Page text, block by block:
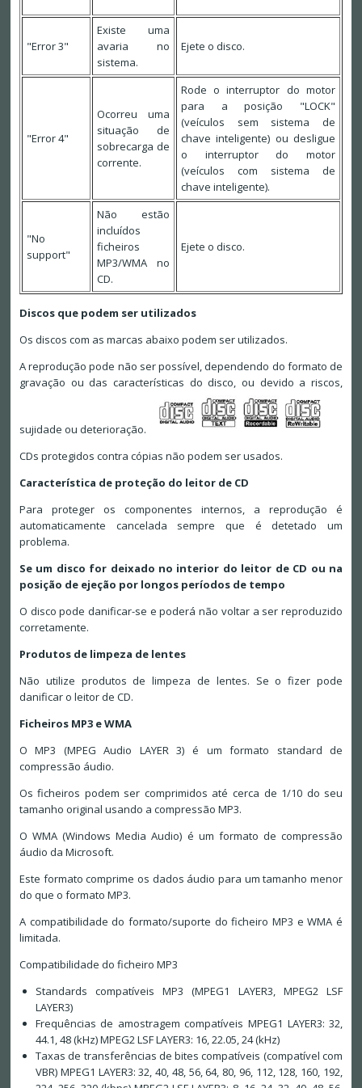
"Error 3"
Existe uma
avaria no
sistema.
Ejete o disco.
"Error 4"
Ocorreu uma
situação de
sobrecarga de
corrente.
Rode o interruptor do motor
para a posição "LOCK"
(veículos sem sistema de
chave inteligente) ou desligue
o interruptor do motor
(veículos com sistema de
chave inteligente).
"No
support"
Não estão
incluídos
ficheiros
MP3/WMA no
CD.
Ejete o disco.
Discos que podem ser utilizados
Os discos com as marcas abaixo podem ser utilizados.
A reprodução pode não ser possível, dependendo do formato de
gravação ou das características do disco, ou devido a riscos,
sujidade ou deterioração.
CDs protegidos contra cópias não podem ser usados.
Característica de proteção do leitor de CD
Para proteger os componentes internos, a reprodução é
automaticamente cancelada sempre que é detetado um
problema.
Se um disco for deixado no interior do leitor de CD ou na
posição de ejeção por longos períodos de tempo
O disco pode danificar-se e poderá não voltar a ser reproduzido
corretamente.
Produtos de limpeza de lentes
Não utilize produtos de limpeza de lentes. Se o fizer pode
danificar o leitor de CD.
Ficheiros MP3 e WMA
O MP3 (MPEG Audio LAYER 3) é um formato standard de
compressão áudio.
Os ficheiros podem ser comprimidos até cerca de 1/10 do seu
tamanho original usando a compressão MP3.
O WMA (Windows Media Audio) é um formato de compressão
áudio da Microsoft.
Este formato comprime os dados áudio para um tamanho menor
do que o formato MP3.
A compatibilidade do formato/suporte do ficheiro MP3 e WMA é
limitada.
Compatibilidade do ficheiro MP3
Standards compatíveis MP3 (MPEG1 LAYER3, MPEG2 LSF
LAYER3)
Frequências de amostragem compatíveis MPEG1 LAYER3: 32,
44.1, 48 (kHz) MPEG2 LSF LAYER3: 16, 22.05, 24 (kHz)
Taxas de transferências de bites compatíveis (compatível com
VBR) MPEG1 LAYER3: 32, 40, 48, 56, 64, 80, 96, 112, 128, 160, 192,